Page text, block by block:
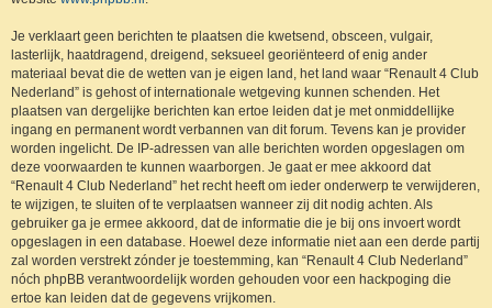
Je verklaart geen berichten te plaatsen die kwetsend, obsceen, vulgair,
lasterlijk, haatdragend, dreigend, seksueel georiënteerd of enig ander
materiaal bevat die de wetten van je eigen land, het land waar “Renault 4 Club
Nederland” is gehost of internationale wetgeving kunnen schenden. Het
plaatsen van dergelijke berichten kan ertoe leiden dat je met onmiddellijke
ingang en permanent wordt verbannen van dit forum. Tevens kan je provider
worden ingelicht. De IP-adressen van alle berichten worden opgeslagen om
deze voorwaarden te kunnen waarborgen. Je gaat er mee akkoord dat
“Renault 4 Club Nederland” het recht heeft om ieder onderwerp te verwijderen,
te wijzigen, te sluiten of te verplaatsen wanneer zij dit nodig achten. Als
gebruiker ga je ermee akkoord, dat de informatie die je bij ons invoert wordt
opgeslagen in een database. Hoewel deze informatie niet aan een derde partij
zal worden verstrekt zónder je toestemming, kan “Renault 4 Club Nederland”
nóch phpBB verantwoordelijk worden gehouden voor een hackpoging die
ertoe kan leiden dat de gegevens vrijkomen.